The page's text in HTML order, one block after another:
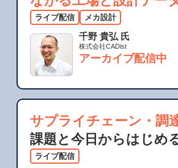
ライブ配信 メカ設計
千野 貴弘 氏
株式会社CADist
アーカイブ配信中
サプライチェーン・調
課題と今日からはじめ
ライブ配信